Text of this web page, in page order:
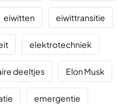
eiwitten eiwittransitie
elektrotechniek
deeltjes Elon Musk
emergentie